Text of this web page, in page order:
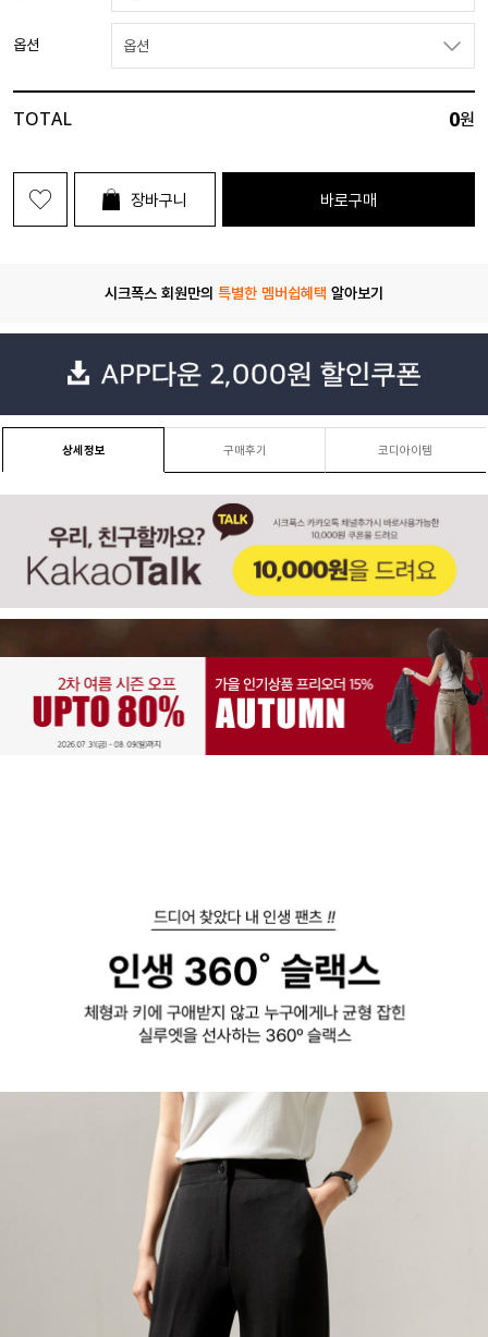
옵션 옵션
TOTAL 0원
장바구니 바로구매
시크폭스 회원만의 특별한 멤버쉽혜택 알아보기
상세정보 구매후기 코디아이템